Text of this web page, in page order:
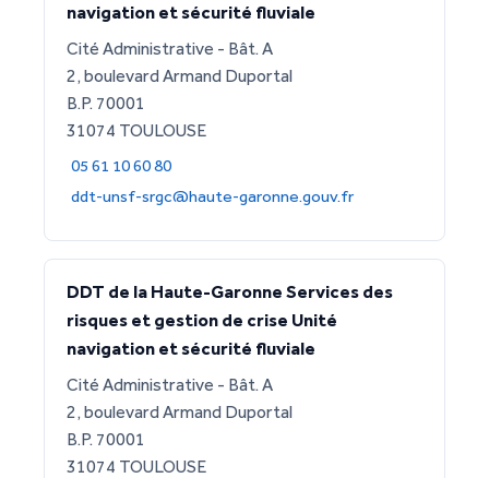
navigation et sécurité fluviale
Cité Administrative - Bât. A
2, boulevard Armand Duportal
B.P. 70001
31074 TOULOUSE
05 61 10 60 80
ddt-unsf-srgc@haute-garonne.gouv.fr
DDT de la Haute-Garonne Services des
risques et gestion de crise Unité
navigation et sécurité fluviale
Cité Administrative - Bât. A
2, boulevard Armand Duportal
B.P. 70001
31074 TOULOUSE